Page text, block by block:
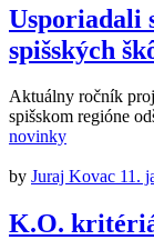
Usporiadali
spišských
Aktuálny ročník
spišskom regióne
novinky
by Juraj Kovac 11.
K.O.